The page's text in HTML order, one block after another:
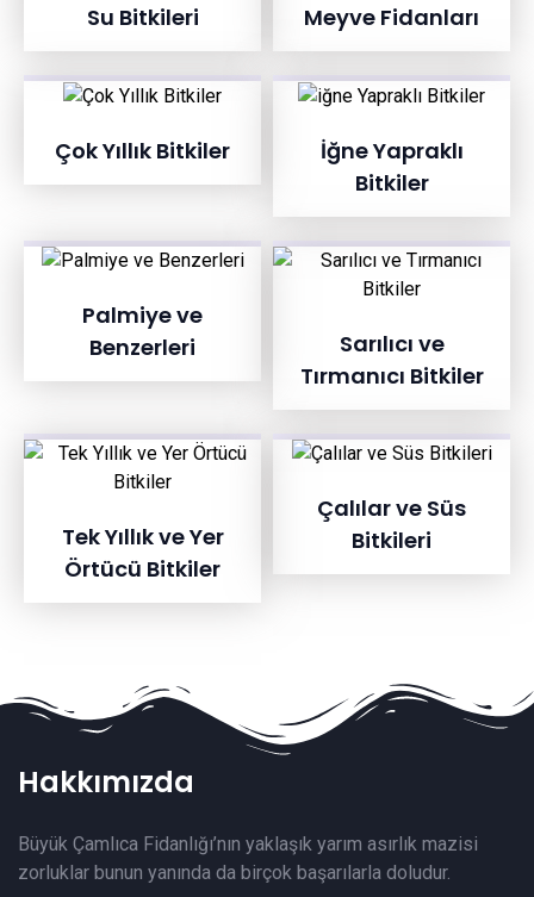
Su Bitkileri Meyve Fidanları
Çok Yıllık Bitkiler
İğne Yapraklı
Bitkiler
Palmiye ve
Benzerleri
Sarılıcı ve
Tırmanıcı Bitkiler
Tek Yıllık ve Yer
Örtücü Bitkiler
Çalılar ve Süs
Bitkileri
Hakkımızda
Büyük Çamlıca Fidanlığı’nın yaklaşık yarım asırlık mazisi
zorluklar bunun yanında da birçok başarılarla doludur.